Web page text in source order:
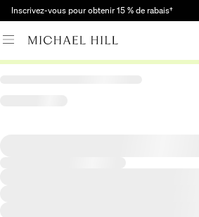
Inscrivez-vous pour obtenir 15 % de rabais†